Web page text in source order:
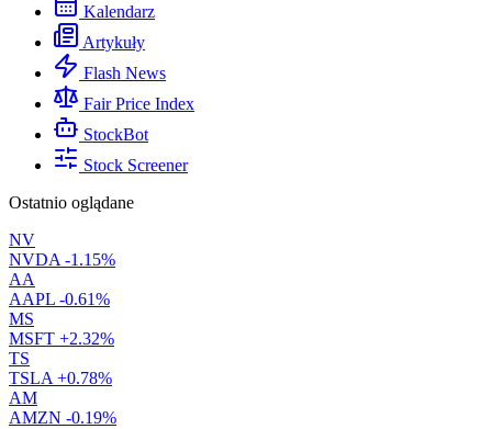
Kalendarz
Artykuły
Flash News
Fair Price Index
StockBot
Stock Screener
Ostatnio oglądane
NV
NVDA -1.15%
AA
AAPL -0.61%
MS
MSFT +2.32%
TS
TSLA +0.78%
AM
AMZN -0.19%